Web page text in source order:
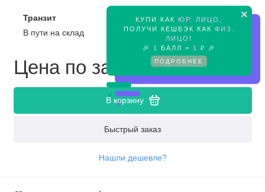
×
КУПИ КАК ЮР. ЛИЦО
ПОЛУЧИ КЕШБЭК КАК ФИЗ.
ЛИЦО !
🎉
1 БАЛЛ = 1 ₽ 🎉
ПОДРОБНЕЕ
Транзит
Предзаказ
В пути на склад
Цена по запросу
В корзину
Быстрый заказ
Нашли дешевле?